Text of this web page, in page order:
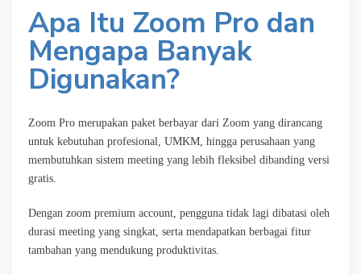
Apa Itu Zoom Pro dan
Mengapa Banyak
Digunakan?
Zoom Pro merupakan paket berbayar dari Zoom yang dirancang
untuk kebutuhan profesional, UMKM, hingga perusahaan yang
membutuhkan sistem meeting yang lebih fleksibel dibanding versi
gratis.
Dengan zoom premium account, pengguna tidak lagi dibatasi oleh
durasi meeting yang singkat, serta mendapatkan berbagai fitur
tambahan yang mendukung produktivitas.